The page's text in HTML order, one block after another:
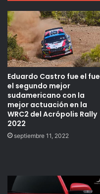
Eduardo Castro fue el fue
el segundo mejor
sudamericano con la
mejor actuación en la
WRC2 del Acrópolis Rally
2022
septiembre 11, 2022